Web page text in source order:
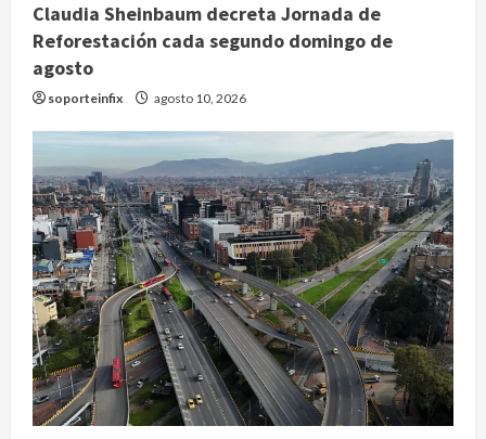
Claudia Sheinbaum decreta Jornada de
Reforestación cada segundo domingo de
agosto
soporteinfix agosto 10, 2026